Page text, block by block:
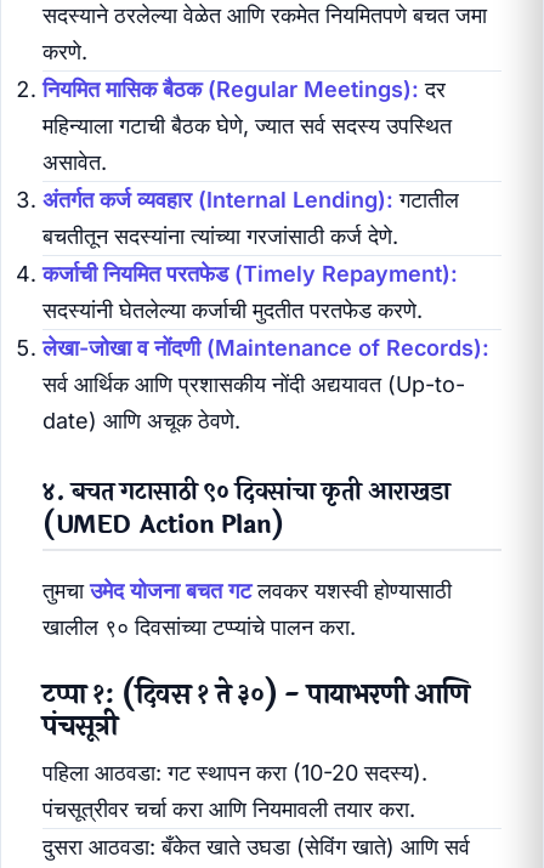
सदस्याने ठरलेल्या वेळेत आणि रकमेत नियमितपणे बचत जमा
करणे.
नियमित मासिक बैठक (Regular Meetings): दर
महिन्याला गटाची बैठक घेणे, ज्यात सर्व सदस्य उपस्थित
असावेत.
अंतर्गत कर्ज व्यवहार (Internal Lending): गटातील
बचतीतून सदस्यांना त्यांच्या गरजांसाठी कर्ज देणे.
कर्जाची नियमित परतफेड (Timely Repayment):
सदस्यांनी घेतलेल्या कर्जाची मुदतीत परतफेड करणे.
लेखा-जोखा व नोंदणी (Maintenance of Records):
सर्व आर्थिक आणि प्रशासकीय नोंदी अद्ययावत (Up-to-
date) आणि अचूक ठेवणे.
४. बचत गटासाठी ९० दिवसांचा कृती आराखडा
(UMED Action Plan)
तुमचाउमेद योजना बचत गटलवकर यशस्वी होण्यासाठी
खालील ९० दिवसांच्या टप्प्यांचे पालन करा.
टप्पा १: (दिवस १ ते ३०) - पायाभरणी आणि
पंचसूत्री
पहिला आठवडा: गट स्थापन करा (10-20 सदस्य).
पंचसूत्रीवर चर्चा करा आणि नियमावली तयार करा.
दुसरा आठवडा: बँकेत खाते उघडा (सेविंग खाते) आणि सर्व